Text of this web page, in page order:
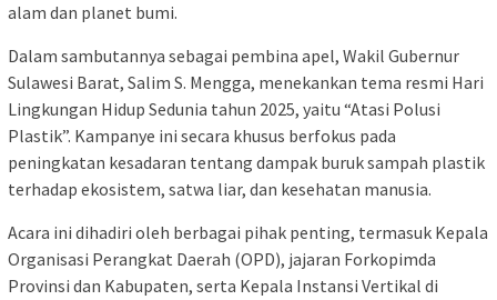
alam dan planet bumi.
Dalam sambutannya sebagai pembina apel, Wakil Gubernur
Sulawesi Barat, Salim S. Mengga, menekankan tema resmi Hari
Lingkungan Hidup Sedunia tahun 2025, yaitu “Atasi Polusi
Plastik”. Kampanye ini secara khusus berfokus pada
peningkatan kesadaran tentang dampak buruk sampah plastik
terhadap ekosistem, satwa liar, dan kesehatan manusia.
Acara ini dihadiri oleh berbagai pihak penting, termasuk Kepala
Organisasi Perangkat Daerah (OPD), jajaran Forkopimda
Provinsi dan Kabupaten, serta Kepala Instansi Vertikal di